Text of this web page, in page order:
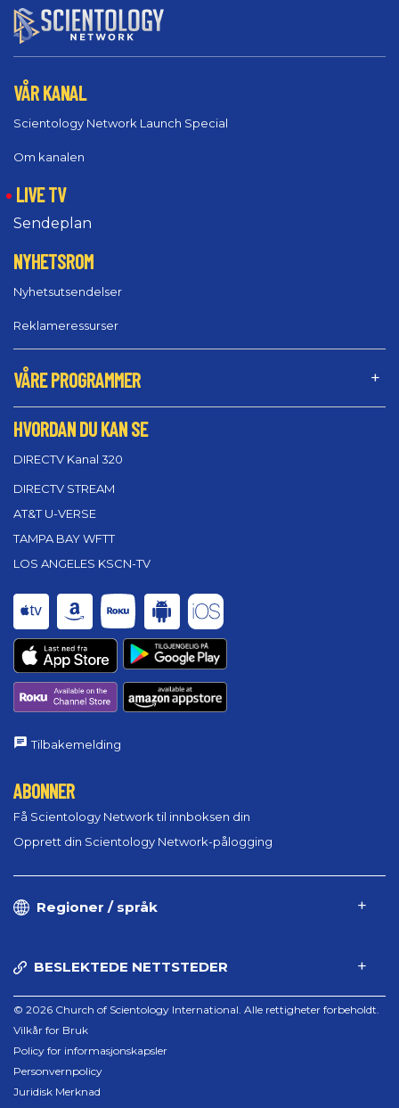
VÅR KANAL
Scientology Network Launch Special
Om kanalen
LIVE TV
Sendeplan
NYHETSROM
Nyhetsutsendelser
Reklameressurser
VÅRE PROGRAMMER
HVORDAN DU KAN SE
DIRECTV Kanal 320
DIRECTV STREAM
AT&T U-VERSE
TAMPA BAY WFTT
LOS ANGELES KSCN-TV
Tilbakemelding
ABONNER
Få Scientology Network til innboksen din
Opprett din Scientology Network-pålogging
Regioner / språk
BESLEKTEDE NETTSTEDER
© 2026 Church of Scientology International. Alle rettigheter forbeholdt.
Vilkår for Bruk
Policy for informasjonskapsler
Personvernpolicy
Juridisk Merknad